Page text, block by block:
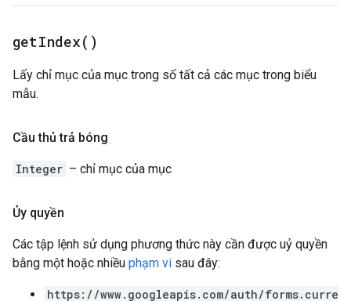
getIndex( )
Lấy chỉ mục của mục trong số tất cả các mục trong biểu
mẫu.
Cầu thủ trả bóng
Integer – chỉ mục của mục
Ủy quyền
Các tập lệnh sử dụng phương thức này cần được uỷ quyền
bằng một hoặc nhiều phạm vi sau đây:
https://www.googleapis.com/auth/forms.curre